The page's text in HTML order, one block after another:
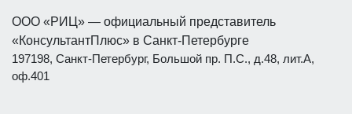
ООО «РИЦ» — официальный представитель
«КонсультантПлюс» в Санкт-Петербурге
197198, Санкт-Петербург, Большой пр. П.С., д.48, лит.А,
оф.401